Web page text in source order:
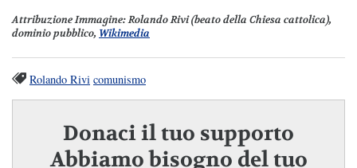
Attribuzione Immagine: Rolando Rivi (beato della Chiesa cattolica),
dominio pubblico, Wikimedia
Rolando Rivi comunismo
Donaci il tuo supporto
Abbiamo bisogno del tuo